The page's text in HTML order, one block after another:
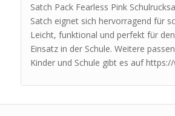
Satch Pack Fearless Pink
Satch eignet sich hervorragend für
Leicht, funktional und perfekt für
Einsatz in der Schule. Weitere
Kinder und Schule gibt es auf